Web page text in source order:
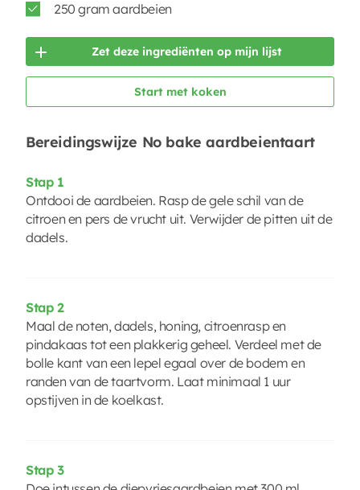
250 gram aardbeien
Zet deze ingrediënten op mijn lijst
Start met koken
Bereidingswijze No bake aardbeientaart
Stap 1
Ontdooi de aardbeien. Rasp de gele schil van de
citroen en pers de vrucht uit. Verwijder de pitten uit de
dadels.
Stap 2
Maal de noten, dadels, honing, citroenrasp en
pindakaas tot een plakkerig geheel. Verdeel met de
bolle kant van een lepel egaal over de bodem en
randen van de taartvorm. Laat minimaal 1 uur
opstijven in de koelkast.
Stap 3